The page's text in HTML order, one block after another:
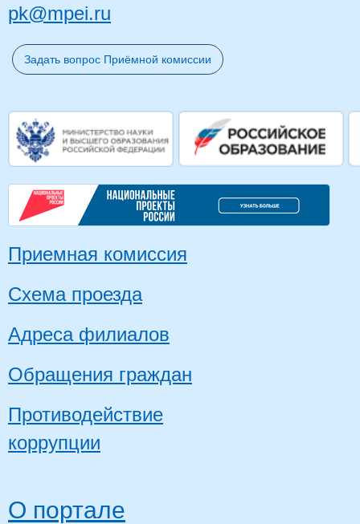
pk@mpei.ru
Задать вопрос Приёмной комиссии
Приемная комиссия
Схема проезда
Адреса филиалов
Обращения граждан
Противодействие
коррупции
О портале